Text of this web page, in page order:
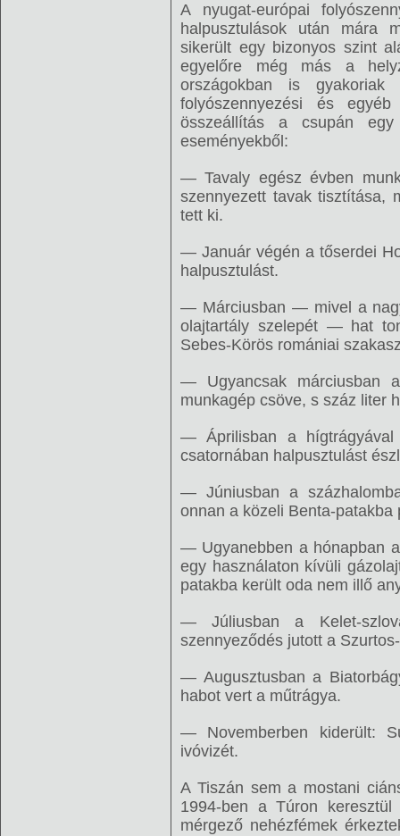
A nyugat-európai
halpusztulások után mára
sikerült egy bizonyos szint
egyelőre még más a
országokban is
folyószennyezési és
összeállítás a csupán
eseményekből:
— Tavaly egész évben
szennyezett tavak tisztítása,
tett ki.
— Január végén a tőserdei
halpusztulást.
— Márciusban — mivel a
olajtartály szelepét — hat
Sebes-Körös romániai
— Ugyancsak márciusban
munkagép csöve, s száz liter
— Áprilisban a hígtrágyával
csatornában halpusztulást
— Júniusban a
onnan a közeli Benta-patakba
— Ugyanebben a hónapban
egy használaton kívüli
patakba került oda nem illő
— Júliusban a Kelet-
szennyeződés jutott a
— Augusztusban a
habot vert a műtrágya.
— Novemberben kiderült:
ivóvizét.
A Tiszán sem a mostani
1994-ben a Túron
mérgező nehézfémek